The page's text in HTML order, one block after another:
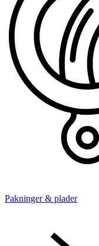
Pakninger & plader